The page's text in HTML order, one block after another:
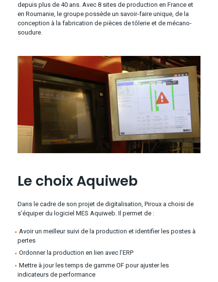
depuis plus de 40 ans. Avec 8 sites de production en France et
en Roumanie, le groupe possède un savoir-faire unique, de la
conception à la fabrication de pièces de tôlerie et de mécano-
soudure.
Le choix Aquiweb
Dans le cadre de son projet de digitalisation, Piroux a choisi de
s’équiper du logiciel MES Aquiweb. Il permet de :
Avoir un meilleur suivi de la production et identifier les postes à
pertes
Ordonner la production en lien avec l’ERP
Mettre à jour les temps de gamme OF pour ajuster les
indicateurs de performance